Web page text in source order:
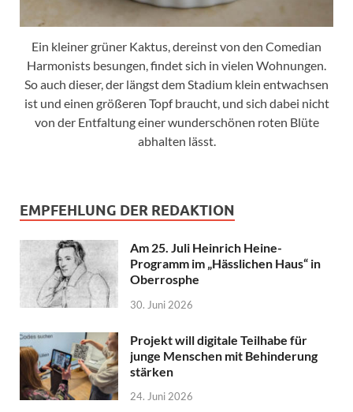
Ein kleiner grüner Kaktus, dereinst von den Comedian
Harmonists besungen, findet sich in vielen Wohnungen.
So auch dieser, der längst dem Stadium klein entwachsen
ist und einen größeren Topf braucht, und sich dabei nicht
von der Entfaltung einer wunderschönen roten Blüte
abhalten lässt.
EMPFEHLUNG DER REDAKTION
Am 25. Juli Heinrich Heine-
Programm im „Hässlichen Haus“ in
Oberrosphe
30. Juni 2026
Projekt will digitale Teilhabe für
junge Menschen mit Behinderung
stärken
24. Juni 2026